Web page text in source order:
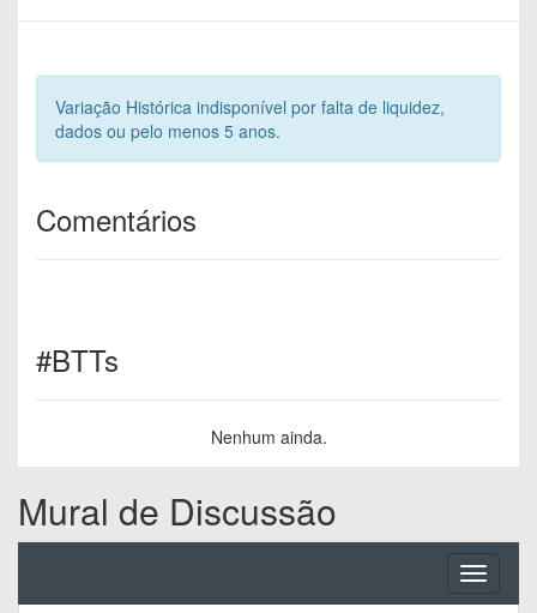
Variação Histórica indisponível por falta de liquidez,
dados ou pelo menos 5 anos.
Comentários
#BTTs
Nenhum ainda.
Mural de Discussão
Toggle